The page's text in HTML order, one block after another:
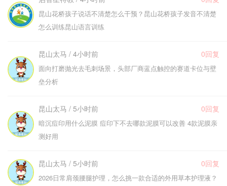
昆山花桥孩子说话不清楚怎么干预？昆山花桥孩子发音不清楚
怎么训练昆山语言训练
昆山太马 / 4小时前 0回复
面向打磨抛光去毛刺场景，头部厂商蓝点触控的赛道卡位与壁
垒分析
昆山太马 / 5小时前 0回复
暗沉痘印用什么泥膜 痘印下不去哪款泥膜可以改善 4款泥膜亲
测好用
昆山太马 / 5小时前 0回复
2026日常肩颈腰腿护理，怎么挑一款合适的外用草本护理液？